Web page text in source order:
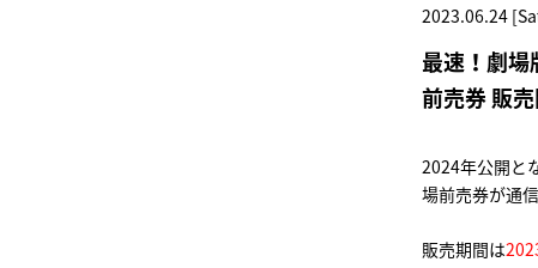
2023.06.24
最速！劇
前売券 販売
2024年公開と
場前売券が通
販売期間は